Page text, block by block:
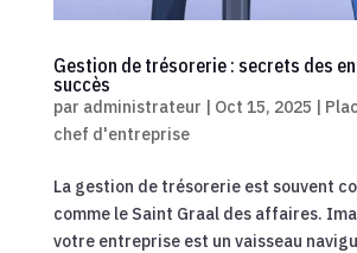
Gestion de trésorerie : secrets des
succès
par administrateur | Oct 15, 2025 |
chef d'entreprise
La gestion de trésorerie est souvent
comme le Saint Graal des affaires.
votre entreprise est un vaisseau